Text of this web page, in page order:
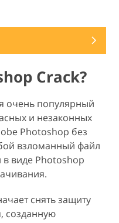
Crack?
очень популярный
и незаконных
Photoshop без
взломанный файл
виде Photoshop
снять защиту
созданную